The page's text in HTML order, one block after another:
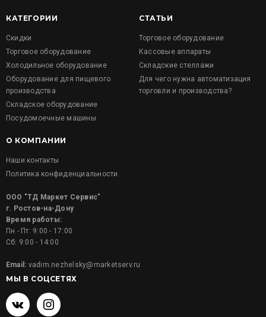
КАТЕГОРИИ
Скидки
Торговое оборудование
Холодильное оборудование
Оборудование для пищевого
производства
Складское оборудование
Посудомоечные машины
СТАТЬИ
Торговое оборудование
Кассовые аппараты
Складские стеллажи
Для чего нужна автоматизация
торговли и производства?
О КОМПАНИИ
Наши контакты
Политика конфиденциальности
ООО "ТД Маркет Сервис"
г. Ростов-на-Дону
Время работы:
Пн - Пт: 9:00 - 17:00
Сб: 9:00 - 14:00
Email: vadim.nezhelsky@marketserv.ru
МЫ В СОЦСЕТЯХ